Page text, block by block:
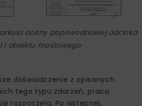
arkusz oceny popowodziowej odcinka
i obiektu mostowego
doświadczenie z opisanych
tego typu zdarzeń, praca
rozpoczęła. Po wstępnej,